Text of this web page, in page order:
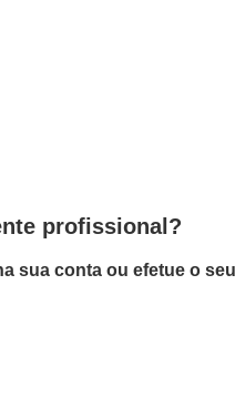
profissional?
sua conta ou efetue o